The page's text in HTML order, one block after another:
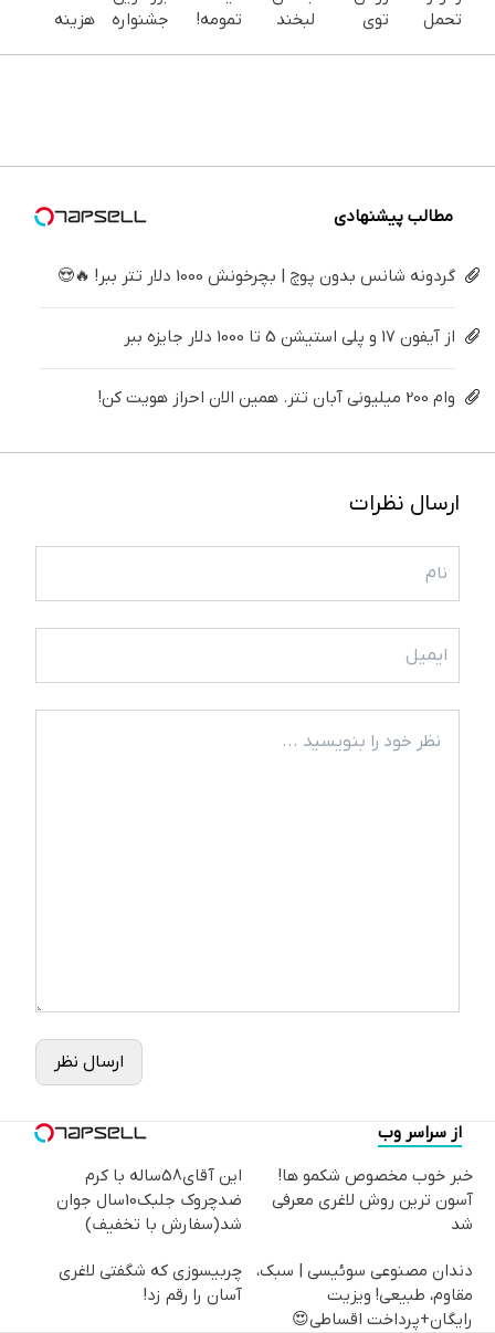
تحمل
کن
توی
لبخند
تمومه!
جشنواره
هزینه
کننده
مطالب پیشنهادی
گردونه شانس بدون پوچ | بچرخونش 1000 دلار تتر ببر! 🔥😍
از آیفون 17 و پلی استیشن 5 تا 1000 دلار جایزه ببر
وام 200 میلیونی آبان تتر. همین الان احراز هویت کن!
ارسال نظرات
ارسال نظر
از سراسر وب
خبر خوب مخصوص شکمو ها!
آسون ترین روش لاغری معرفی
شد
این آقای58ساله با کرم
ضدچروک جلبک10سال جوان
شد(سفارش با تخفیف)
دندان مصنوعی سوئیسی | سبک،
مقاوم، طبیعی! ویزیت
رایگان+پرداخت اقساطی😍
چربیسوزی که شگفتی لاغری
آسان را رقم زد!